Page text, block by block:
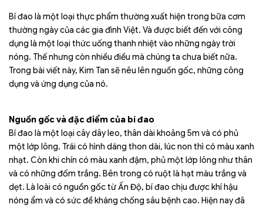
Bí đao là một loại thực phẩm thường xuất hiện trong bữa cơm
thường ngày của các gia đình Việt. Và được biết đến với công
dụng là một loại thức uống thanh nhiệt vào những ngày trời
nóng. Thế nhưng còn nhiều điều mà chúng ta chưa biết nữa.
Trong bài viết này, Kim Tan sẽ nêu lên nguồn gốc, những công
dụng và ứng dụng của nó.
Nguồn gốc và đặc điểm của bí đao
Bí đao là một loại cây dây leo, thân dài khoảng 5m và có phủ
một lớp lông. Trái có hình dáng thon dài, lúc non thì có màu xanh
nhạt. Còn khi chín có màu xanh đậm, phủ một lớp lông như thân
và có những đốm trắng. Bên trong có ruột là hạt màu trắng và
dẹt. Là loài có nguồn gốc từ Ấn Độ, bí đao chịu được khí hậu
nóng ẩm và có sức đề kháng chống sâu bệnh cao. Hiện nay đã